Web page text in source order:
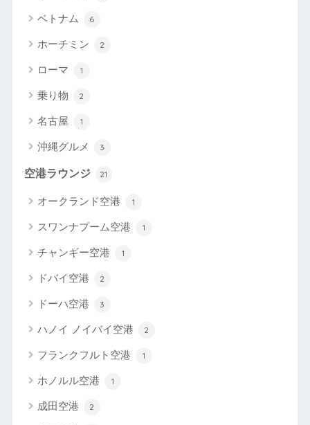
ベトナム 6
ホーチミン 2
ローマ 1
乗り物 2
名古屋 1
沖縄グルメ 3
空港ラウンジ 21
オークランド空港 1
スワンナプーム空港 1
チャンギー空港 1
ドバイ空港 2
ドーハ空港 3
ハノイ ノイバイ空港 2
フランクフルト空港 1
ホノルル空港 1
成田空港 2